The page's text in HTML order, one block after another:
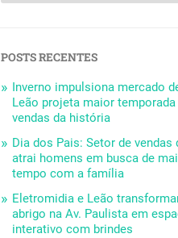
POSTS RECENTES
Inverno impulsiona mercado
Leão projeta maior temporada
vendas da história
Dia dos Pais: Setor de vendas
atrai homens em busca de
tempo com a família
Eletromidia e Leão
abrigo na Av. Paulista em
interativo com brindes